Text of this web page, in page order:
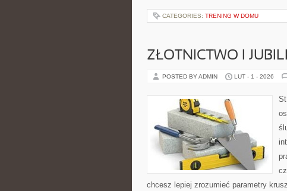
CATEGORIES: TRENING W DOMU
ZŁOTNICTWO I
POSTED BY ADMIN LUT - 1 - 2026
chcesz lepiej zrozumieć parametry